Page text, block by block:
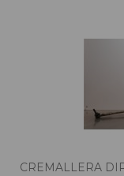
CREMALLERA